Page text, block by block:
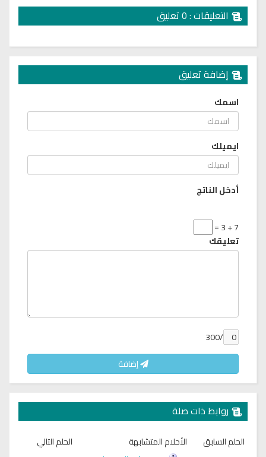
التعليقات : 0 تعليق
إضافة تعليق
اسمك
ايميلك
أدخل الناتج
7 + 3 =
تعليقك
/300
إضافة
روابط ذات صلة
الحلم السابق
الأحلام المتشابهة
الحلم التالي